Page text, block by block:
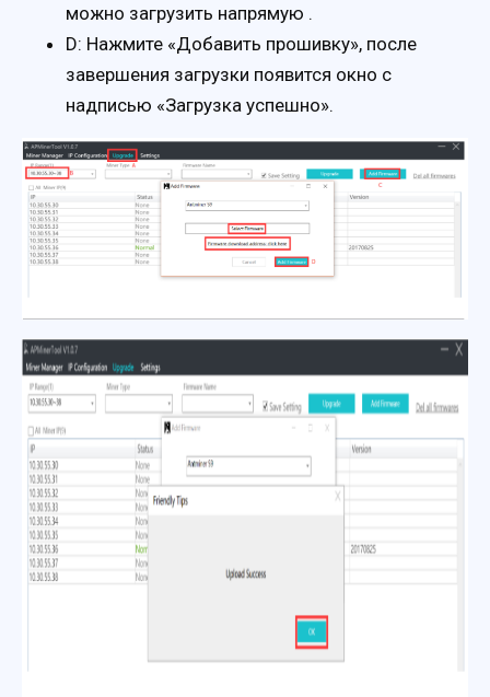
можно загрузить напрямую .
D: Нажмите «Добавить прошивку», после
завершения загрузки появится окно с
надписью «Загрузка успешно».